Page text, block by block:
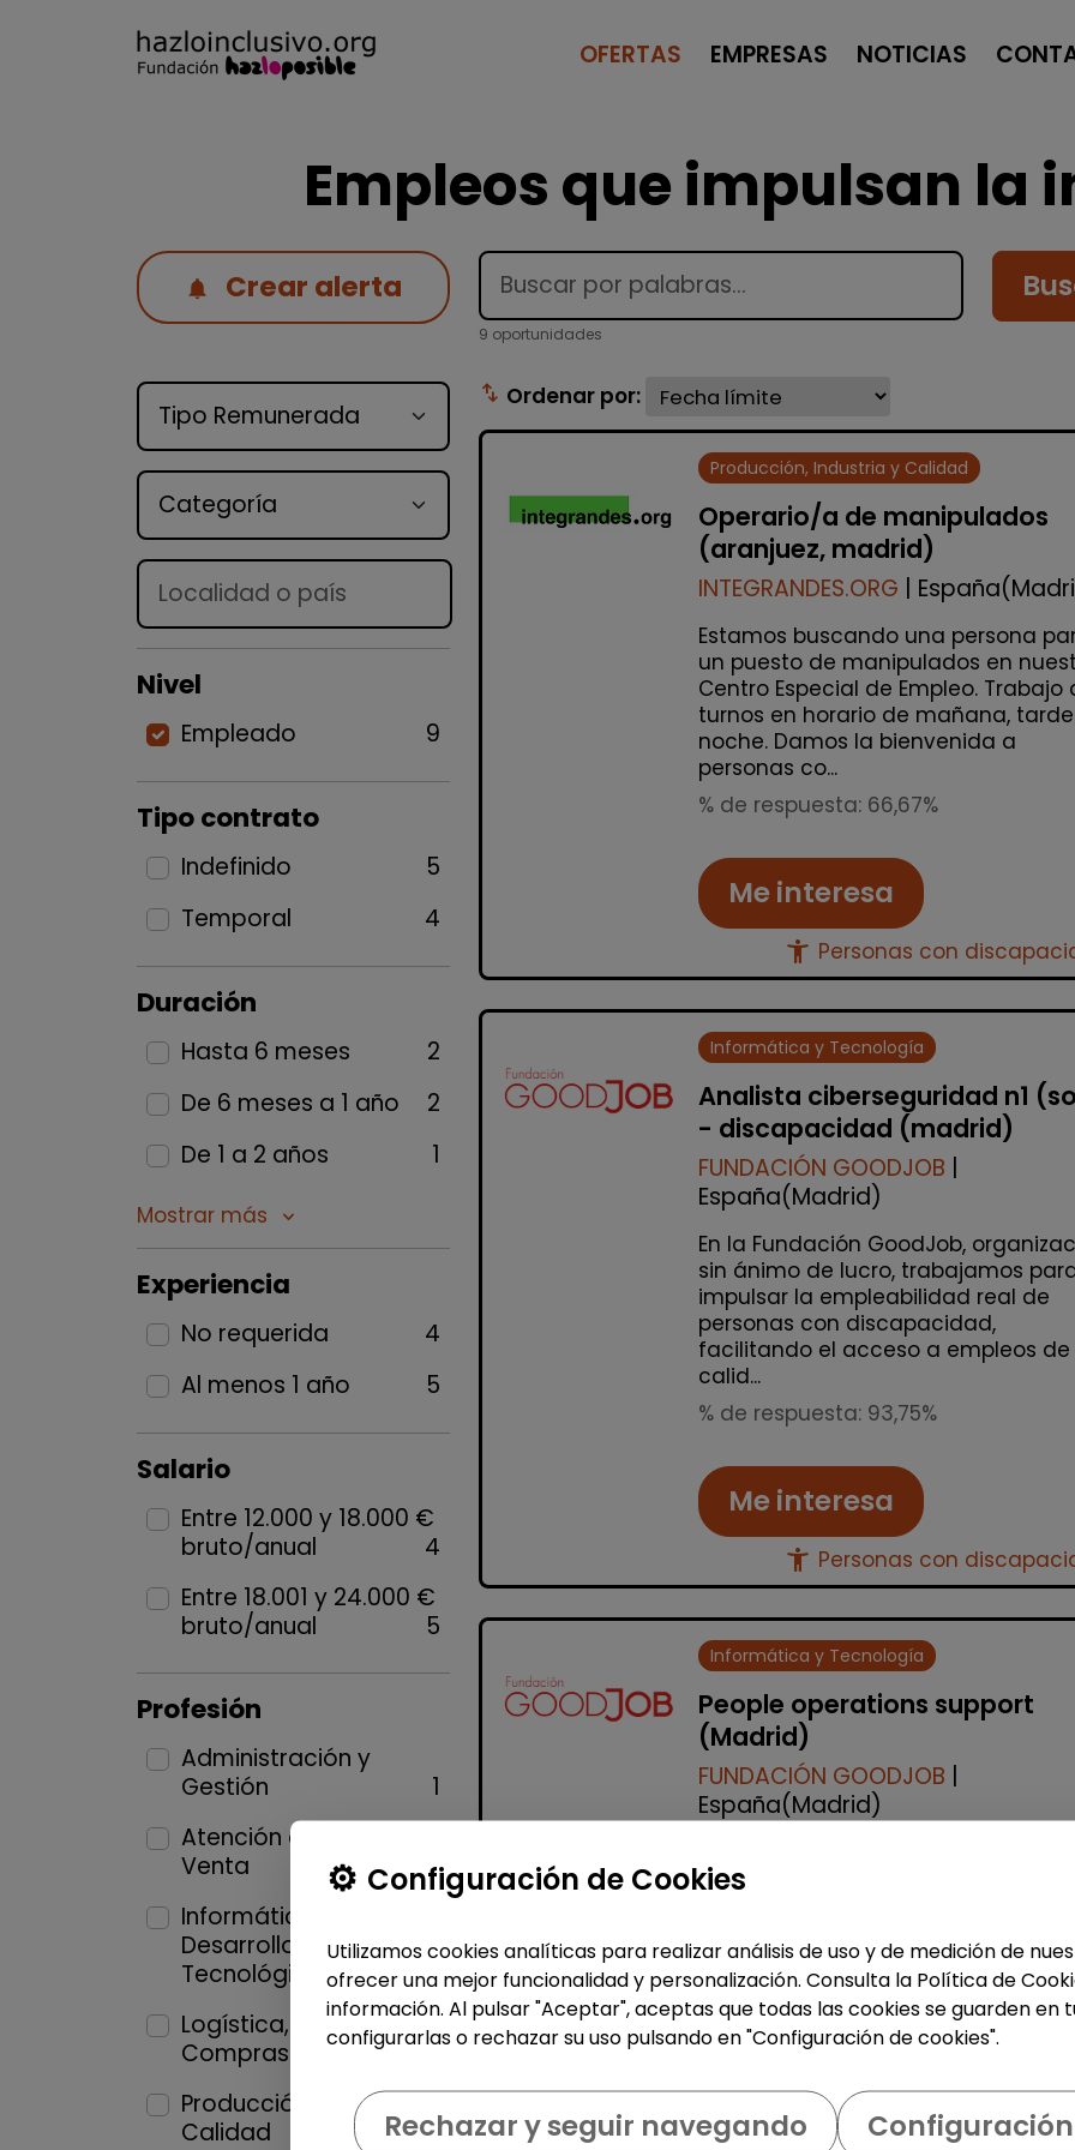
OFERTAS EMPRESAS NOTICIAS
Empleos que impulsan la
Crear alerta
Tipo de oferta
Categoría
Lugar
Nivel
Empleado 9
Tipo contrato
Indefinido
5
Temporal
4
Duración
Hasta 6 meses
2
De 6 meses a 1 año
2
De 1 a 2 años
1
Mostrar más keyboard_arrow_down
Experiencia
No requerida
4
Al menos 1 año
5
Salario
Entre 12.000 y 18.000 €
bruto/anual
4
Entre 18.001 y 24.000 €
bruto/anual
5
Profesión
Administración y
Gestión
1
Atención al Cliente y
Venta
2
Informática y
Desarrollo
Tecnológico
3
Logística, Almacén y
Compras
2
Producción industrial y
Calidad
2
9 oportunidades
swap_vert Ordenar por:
Producción, Industria y Calidad
Operario/a de manipulados
(aranjuez, madrid)
INTEGRANDES.ORG |
Estamos buscando una persona
un puesto de manipulados en
Centro Especial de Empleo. Trabajo
turnos en horario de mañana,
noche. Damos la bienvenida a
personas co...
% de respuesta: 66,67%
Me interesa
accessibility_new Personas con
Informática y Tecnología
Analista ciberseguridad n1
- discapacidad (madrid)
FUNDACIÓN GOODJOB |
España(Madrid)
En la Fundación GoodJob,
sin ánimo de lucro, trabajamos
impulsar la empleabilidad real de
personas con discapacidad,
facilitando el acceso a empleos de
calid...
% de respuesta: 93,75%
Me interesa
accessibility_new Personas con
Informática y Tecnología
People operations support
(Madrid)
FUNDACIÓN GOODJOB
España(Madrid)
para impulsar la inclusión laboral
empleo y desarrollo profesional.
Buscamos in...
% de respuesta: 93,75%
Me interesa
Configuración de Cookies
Utilizamos cookies analíticas para realizar análisis de uso y de medición de
ofrecer una mejor funcionalidad y personalización. Consulta la Política de
información. Al pulsar "Aceptar", aceptas que todas las cookies se guarden en
configurarlas o rechazar su uso pulsando en "Configuración de cookies".
Rechazar y seguir navegando